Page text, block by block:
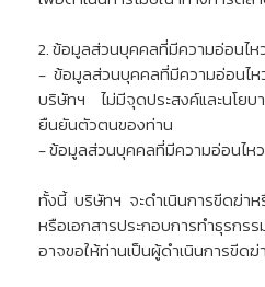
2. ข้อมูลส่วนบุคคลที่มีความอ่อนไ
- ข้อมูลส่วนบุคคลที่มีความอ่อนไห
บริษัทฯ ไม่มีจุดประสงค์และนโยบ
ยืนยันตัวตนของท่าน
- ข้อมูลส่วนบุคคลที่มีความอ่อนไห
ทั้งนี้ บริษัทฯ จะดำเนินการขีดฆ่า
หรือเอกสารประกอบการทำธุรก
อาจขอให้ท่านเป็นผู้ดำเนินการขี